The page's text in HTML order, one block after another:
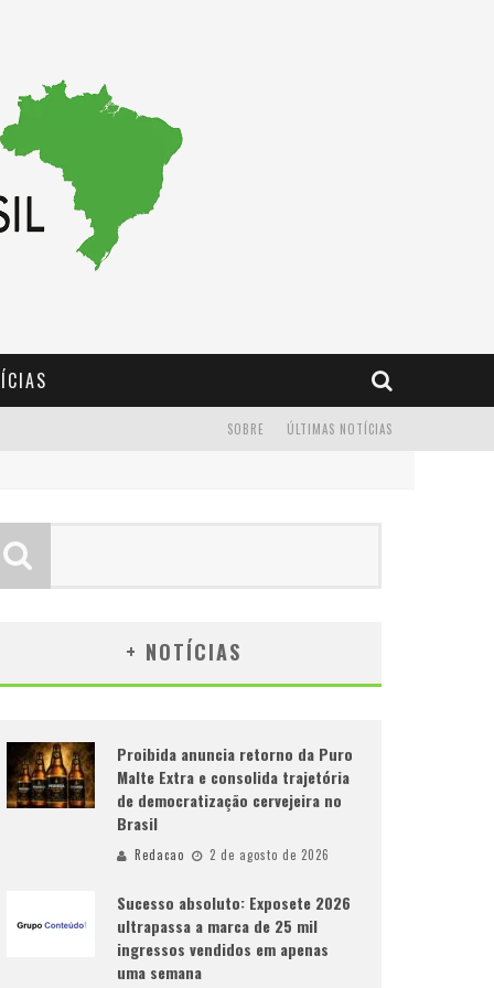
ÚLTIMAS NOTÍCIAS
SOBRE
+ NOTÍCIAS
Proibida anuncia retorno da Puro
Malte Extra e consolida trajetória
de democratização cervejeira no
Brasil
Redacao 2 de agosto de 2026
Sucesso absoluto: Exposete 2026
ultrapassa a marca de 25 mil
ingressos vendidos em apenas
uma semana